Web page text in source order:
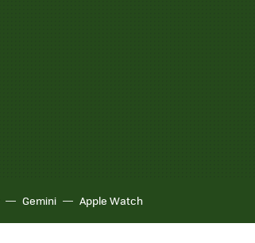
Gemini Apple Watch